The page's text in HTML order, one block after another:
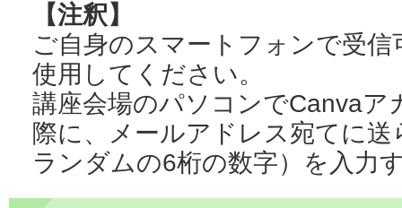
【注釈】
ご自身のスマートフォンで受
使用してください。
講座会場のパソコンでCanva
際に、メールアドレス宛てに
ランダムの6桁の数字）を入力